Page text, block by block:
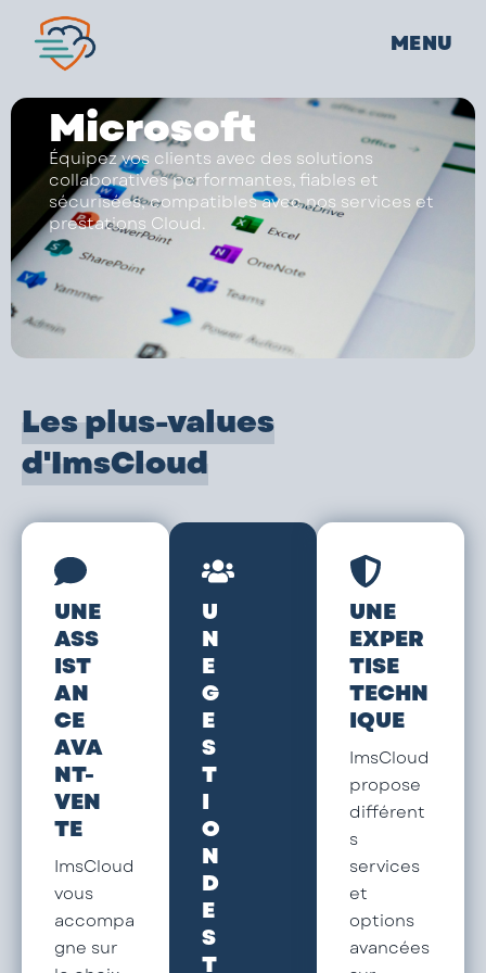
MENU
Microsoft
Équipez vos clients avec des solutions
collaboratives performantes, fiables et
sécurisées, compatibles avec nos services et
prestations Cloud.
Les plus-values
d'ImsCloud
UNE
ASS
IST
AN
CE
AVA
NT-
VEN
TE
ImsCloud
vous
accompa
gne sur
U
N
E
G
E
S
T
I
O
N
D
E
S
T
UNE
EXPER
TISE
TECHN
IQUE
ImsCloud
propose
différent
s
services
et
options
avancées